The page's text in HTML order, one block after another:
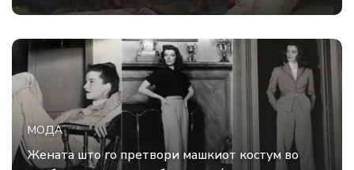
МОДА
Жената што го претвори машкиот костум во